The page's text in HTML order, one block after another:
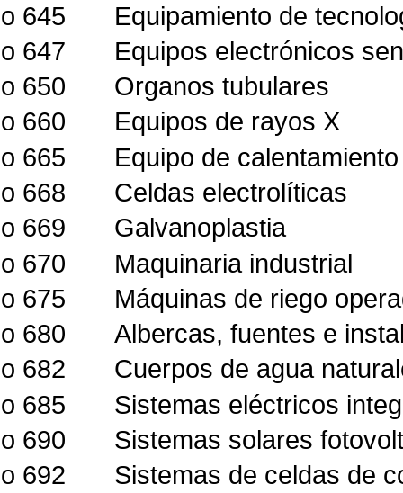
645
Equipamiento de
647
Equipos electrónicos
650
Organos tubulares
660
Equipos de rayos X
665
Equipo de
668
Celdas electrolíticas
669
Galvanoplastia
670
Maquinaria industrial
675
Máquinas de riego
680
Albercas, fuentes e
682
Cuerpos de agua
685
Sistemas eléctricos
690
Sistemas solares
692
Sistemas de celdas de